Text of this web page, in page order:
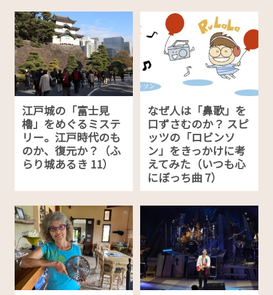
江戸城の「富士見
櫓」をめぐるミステ
リー。江戸時代のも
のか、復元か？（ふ
らり城あるき 11）
なぜ人は「鼻歌」を
口ずさむのか？ スピ
ッツの「ロビンソ
ン」をきっかけに考
えてみた（いつも心
にぼっち曲 7）